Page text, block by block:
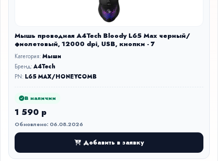
Мышь проводная A4Tech Bloody L65 Max черный/
фиолетовый, 12000 dpi, USB, кнопки - 7
Категория:Мыши
Бренд:A4Tech
PN: L65 MAX/HONEYCOMB
В наличии
1 590 р
Обновлено: 06.08.2026
Добавить в заявку